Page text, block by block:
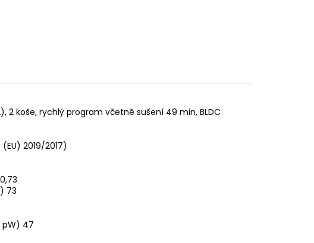
2 koše, rychlý program včetně sušení 49 min, BLDC
2019/2017)
73
pW) 47